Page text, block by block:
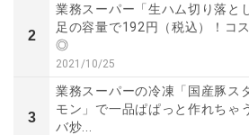
2
業務スーパー「生ハム切り落と
足の容量で192円（税込）！コ
◎
2021/10/25
3
業務スーパーの冷凍「国産豚ス
モン」で一品ぱぱっと作れちゃ
バ炒...